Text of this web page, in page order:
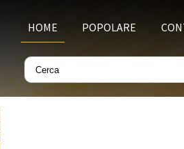
HOME POPOLARE